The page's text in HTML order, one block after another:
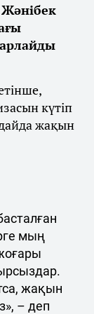
күтіп
жақын
мың
жақын
– деп